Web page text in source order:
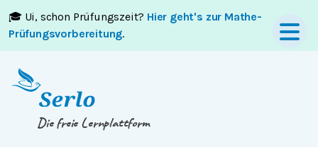
🎓 Ui, schon Prüfungszeit? Hier geht's zur Mathe-
Prüfungsvorbereitung.
Springe zumInhaltoderFooter
Die freie Lernplattform